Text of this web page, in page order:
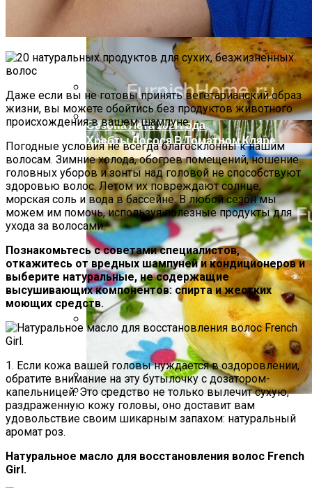
Компактно, Красиво, Удобно: 7
Нестандартных Идей Для Хранения
Обуви
Какие Растения Сажать Для Удачи,
Любви И Богатства
Короткие Женские Топы: Модный Писк
Сезона Лета 2021 Года
Летние Образы Для Девушек И Женщин
20–40 Лет: Мода 2021–2022 Года
Хребты Лосося В Томатном Кляре
Пирожки С Мясом «Поросята»
Даже если вы не готовы принять вегетарианский образ
жизни, вы можете обойтись без продуктов животного
происхождения в вашем шампуне.
Погодные условия не всегда благосклонны к нашим
волосам. Зимние холода, обогрев помещений, ношение
головных уборов и зонты над головой не способствуют
здоровью волос. Летом их повреждают солнце,
морская соль и вода в бассейне. В любой сезон мы
можем им помочь, используя полезные продукты для
ухода за волосами.
Познакомьтесь с советами специалистов,
откажитесь от вредных шампуней и кондиционеров и
выберите натуральные, не содержащие
высушивающих компонентов: спирта и жестких
моющих средств.
1. Если кожа вашей головы нуждается в оздоровлении,
обратите внимание на эту бутылочку с дозатором-
капельницей. Это средство не только вылечит сухую,
раздраженную кожу головы, оно доставит вам
удовольствие своим шикарным запахом: натуральный
аромат роз.
Натуральное масло для восстановления волос French
Girl.